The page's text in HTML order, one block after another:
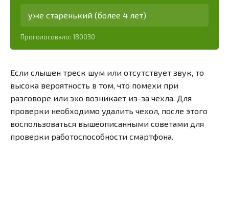
уже старенький (более 4 лет)
Проголосовало: 180030
Если слышен треск шум или отсутствует звук, то
высока вероятность в том, что помехи при
разговоре или эхо возникает из-за чехла. Для
проверки необходимо удалить чехол, после этого
воспользоваться вышеописанными советами для
проверки работоспособности смартфона.